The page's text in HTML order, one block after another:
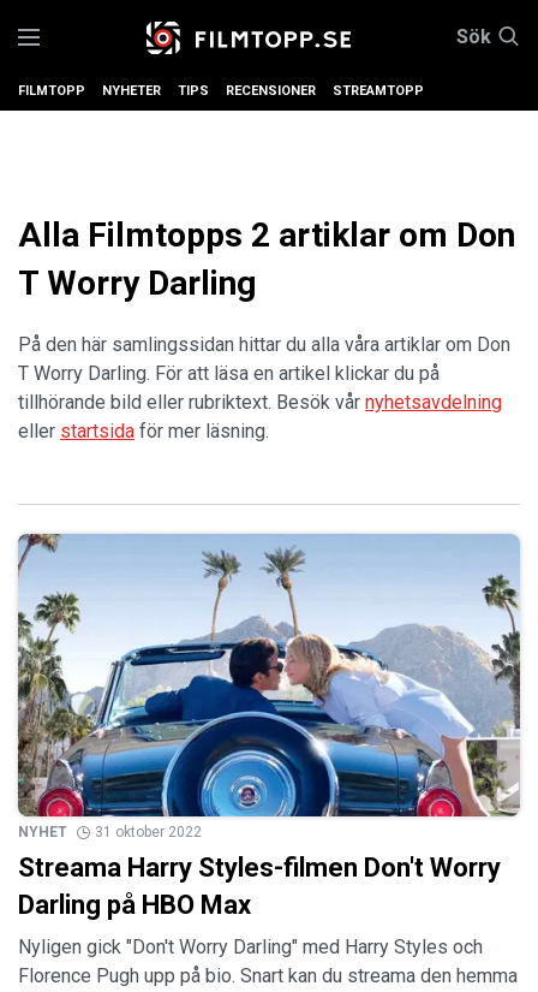
Sök
FILMTOPP NYHETER TIPS RECENSIONER STREAMTOPP
Alla Filmtopps 2 artiklar om Don
T Worry Darling
På den här samlingssidan hittar du alla våra artiklar om Don
T Worry Darling. För att läsa en artikel klickar du på
tillhörande bild eller rubriktext. Besök vår nyhetsavdelning
eller startsida för mer läsning.
NYHET 31 oktober 2022
Streama Harry Styles-filmen Don't Worry
Darling på HBO Max
Nyligen gick "Don't Worry Darling" med Harry Styles och
Florence Pugh upp på bio. Snart kan du streama den hemma